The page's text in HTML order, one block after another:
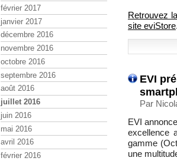
Retrouvez
site eviStore
EVI
Par
EVI
excellence
gamme
une
février 2017
janvier 2017
décembre 2016
novembre 2016
octobre 2016
septembre 2016
août 2016
juillet 2016
juin 2016
mai 2016
avril 2016
février 2016